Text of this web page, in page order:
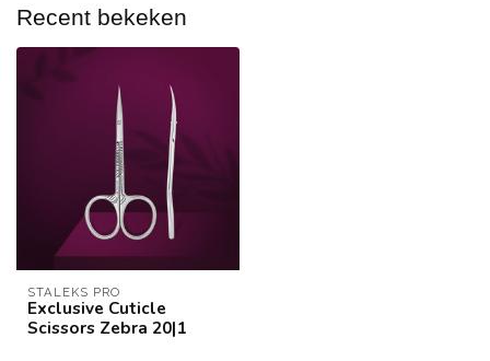
Recent bekeken
STALEKS PRO
Exclusive Cuticle
Scissors Zebra 20|1